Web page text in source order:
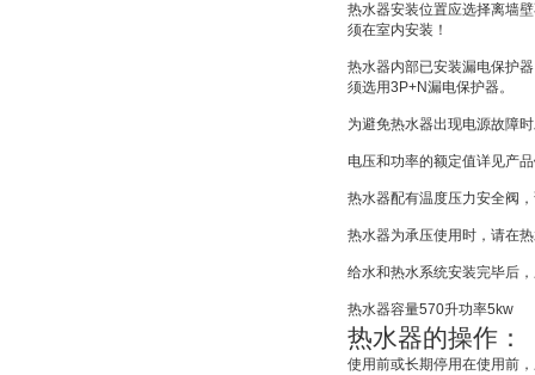
热水器安装位置应选择离墙
须在室内安装！
热水器内部已安装漏电保护
须选用3P+N漏电保护器。
为避免热水器出现电源故障
电压和功率的额定值详见产
热水器配有温度压力安全阀
热水器为承压使用时，请在
给水和热水系统安装完毕后
热水器容量570升功率5kw
热水器的操作：
使用前或长期停用在使用前